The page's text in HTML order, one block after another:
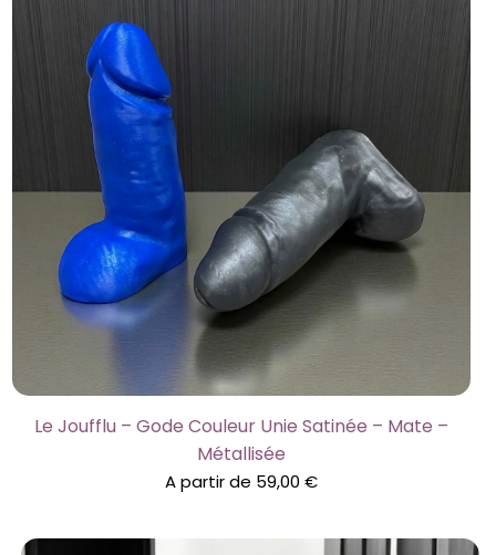
Le Joufflu – Gode Couleur Unie Satinée – Mate –
Métallisée
A partir de 59,00 €